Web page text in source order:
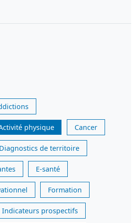
physique Cancer
Diagnostics de territoire
E-santé
Formation
Indicateurs prospectifs